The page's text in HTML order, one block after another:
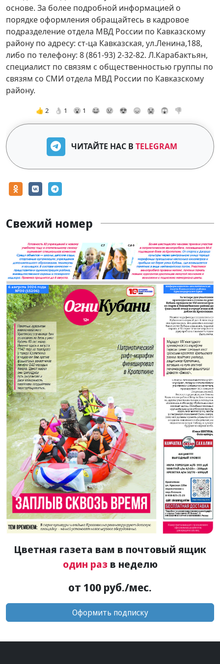
основе. За более подробной информацией о
порядке оформления обращайтесь в кадровое
подразделение отдела МВД России по Кавказскому
району по адресу: ст-ца Кавказская, ул.Ленина,188,
либо по телефону: 8 (861-93) 2-32-82. Л.Карабактьян,
специалист по связям с общественностью группы по
связям со СМИ отдела МВД России по Кавказскому
району.
👍 2 👌 1 😮 1 😂 😢 😍 😞 😭 😱 👎
ЧИТАЙТЕ НАС ВTELEGRAM
Свежий номер
Цветная газета вам в почтовый ящик
один разв неделю
от 100 руб./мес.
Оформить подписку